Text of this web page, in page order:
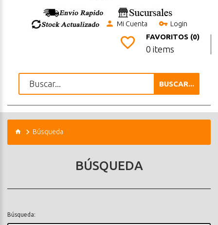
Mi Cuenta Login
FAVORITOS (0)
0 items
BUSCAR...
Búsqueda
BÚSQUEDA
Búsqueda: